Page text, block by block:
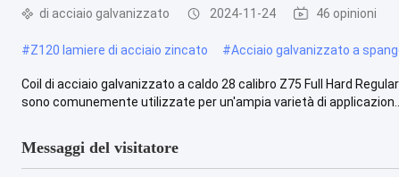
di acciaio galvanizzato 2024-11-24 46 opinioni
#Z120 lamiere di acciaio zincato #Acciaio galvanizzato a
Coil di acciaio galvanizzato a caldo 28 calibro Z75 Full Hard
sono comunemente utilizzate per un'ampia varietà di applicazion...
Messaggi del visitatore